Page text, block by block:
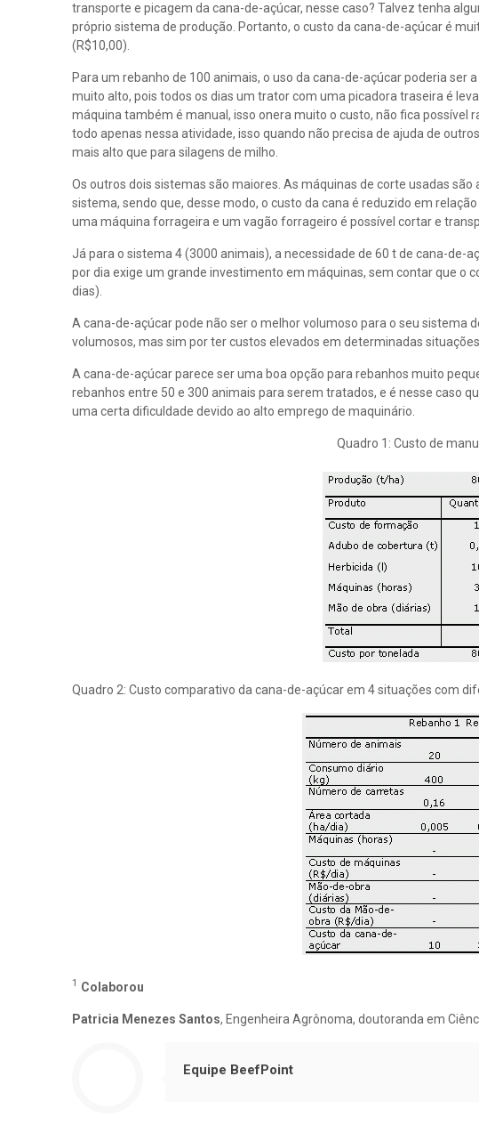
transporte e picagem da cana-de-açúcar, nesse caso? Talvez tenha
próprio sistema de produção. Portanto, o custo da cana-de-açúcar é
(R$10,00).
Para um rebanho de 100 animais, o uso da cana-de-açúcar poderia ser
muito alto, pois todos os dias um trator com uma picadora traseira é
máquina também é manual, isso onera muito o custo, não fica
todo apenas nessa atividade, isso quando não precisa de ajuda de
mais alto que para silagens de milho.
Os outros dois sistemas são maiores. As máquinas de corte usadas
sistema, sendo que, desse modo, o custo da cana é reduzido em
uma máquina forrageira e um vagão forrageiro é possível cortar e
Já para o sistema 4 (3000 animais), a necessidade de 60 t de cana-
por dia exige um grande investimento em máquinas, sem contar que o
dias).
A cana-de-açúcar pode não ser o melhor volumoso para o seu sistema
volumosos, mas sim por ter custos elevados em determinadas
A cana-de-açúcar parece ser uma boa opção para rebanhos muito
rebanhos entre 50 e 300 animais para serem tratados, e é nesse caso
uma certa dificuldade devido ao alto emprego de maquinário.
Quadro 1: Custo de
Quadro 2: Custo comparativo da cana-de-açúcar em 4 situações com
1 Colaborou
Patricia Menezes Santos, Engenheira Agrônoma, doutoranda em
Equipe BeefPoint